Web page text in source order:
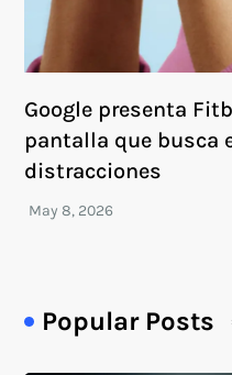
Google presenta
pantalla que busca
distracciones
Popular Posts